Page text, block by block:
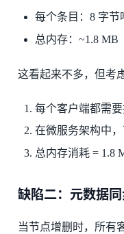
每个条目：8 字节
总内存：~1.8 MB
这看起来不多，但考
每个客户端都需
在微服务架构中
总内存消耗 = 1.8
缺陷二：元数据同
当节点增删时，所有